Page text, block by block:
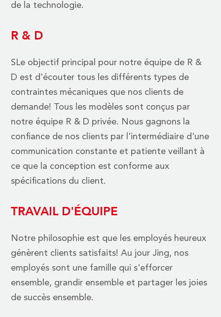
de la technologie.
R & D
SLe objectif principal pour notre équipe de R &
D est d'écouter tous les différents types de
contraintes mécaniques que nos clients de
demande! Tous les modèles sont conçus par
notre équipe R & D privée. Nous gagnons la
confiance de nos clients par l'intermédiaire d'une
communication constante et patiente veillant à
ce que la conception est conforme aux
spécifications du client.
TRAVAIL D'ÉQUIPE
Notre philosophie est que les employés heureux
génèrent clients satisfaits! Au jour Jing, nos
employés sont une famille qui s'efforcer
ensemble, grandir ensemble et partager les joies
de succès ensemble.